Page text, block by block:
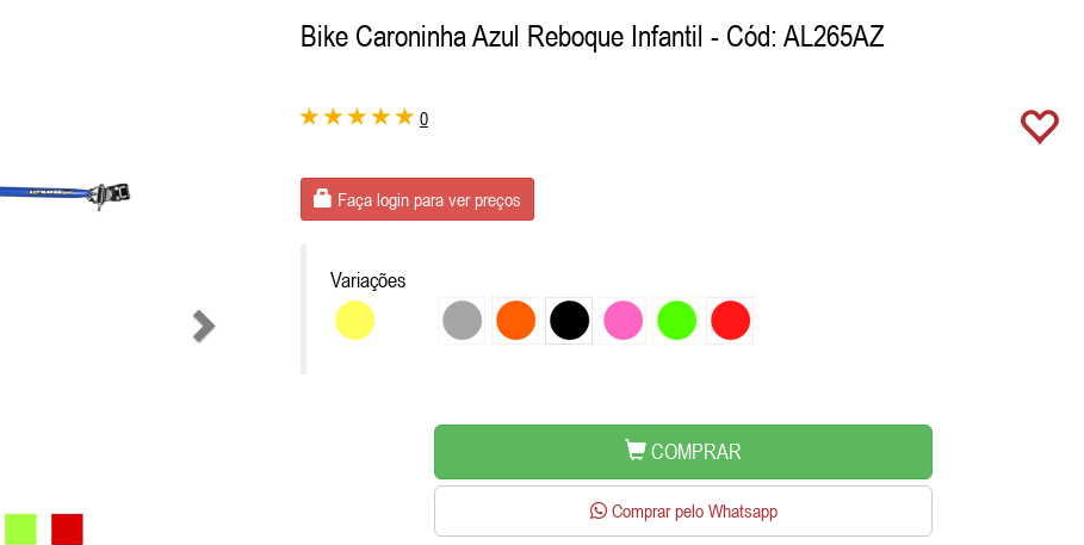
Bike Caroninha Azul Reboque Infantil - Cód: AL265AZ
0
Faça login para ver preços
Variações
COMPRAR
Comprar pelo Whatsapp